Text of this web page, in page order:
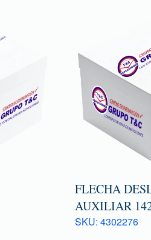
FLECHA
AUXILIAR
SKU: 4302276